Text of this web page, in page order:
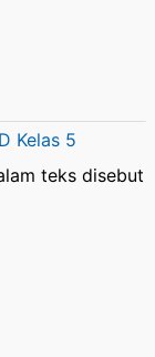
Kelas 5
teks disebut